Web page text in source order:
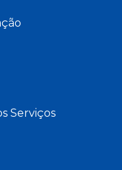
Serviços